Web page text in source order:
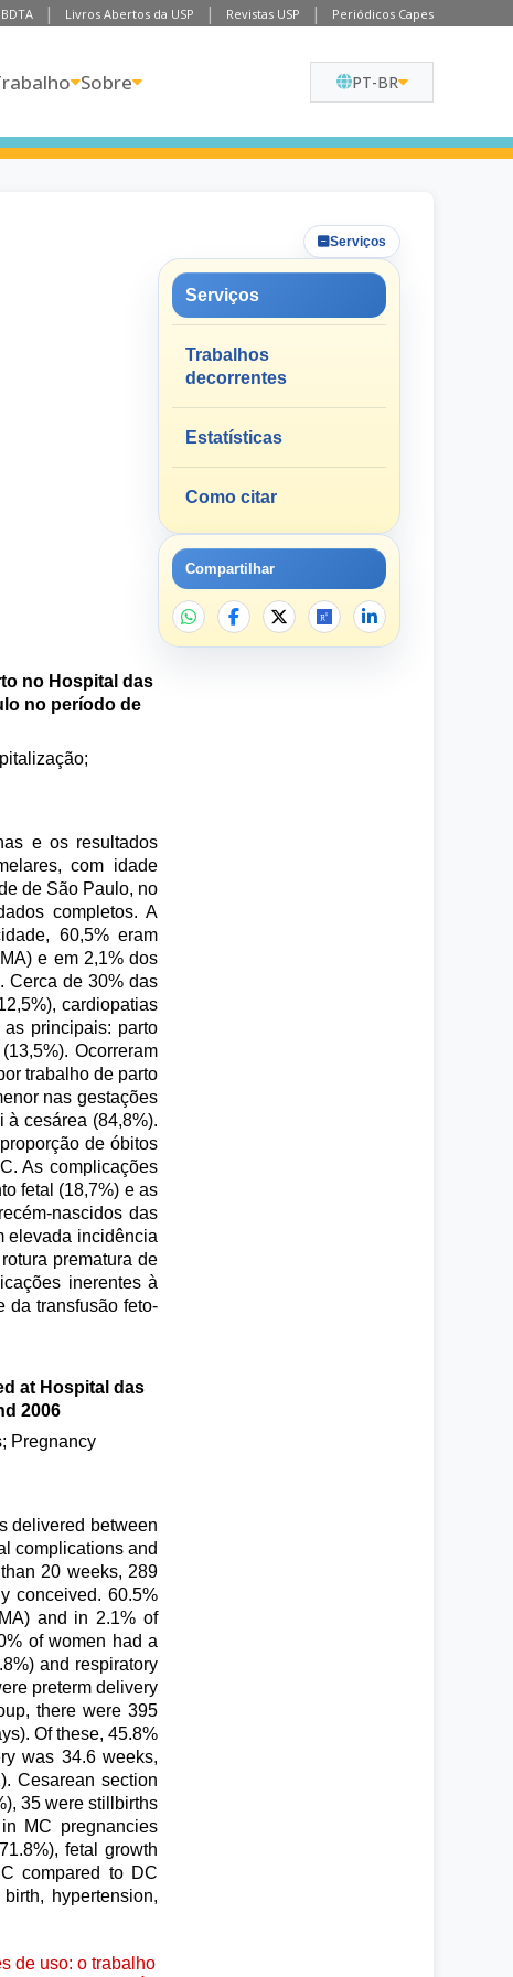
BDTA Livros Abertos da USP Revistas USP Periódicos Capes
Sobre PT-BR
no Hospital das
no período de
e os resultados
com idade
de São Paulo, no
completos. A
60,5% eram
e em 2,1% dos
Cerca de 30% das
cardiopatias
principais: parto
Ocorreram
trabalho de parto
nas gestações
à cesárea (84,8%).
de óbitos
As complicações
fetal (18,7%) e as
nascidos das
elevada incidência
prematura de
inerentes à
da transfusão feto-
at Hospital das
2006
Pregnancy
delivered between
complications and
20 weeks, 289
conceived. 60.5%
and in 2.1% of
of women had a
and respiratory
preterm delivery
there were 395
Of these, 45.8%
was 34.6 weeks,
Cesarean section
35 were stillbirths
MC pregnancies
fetal growth
compared to DC
hypertension,
de uso: o trabalho
Serviços
Serviços
Trabalhos
decorrentes
Estatísticas
Como citar
Compartilhar